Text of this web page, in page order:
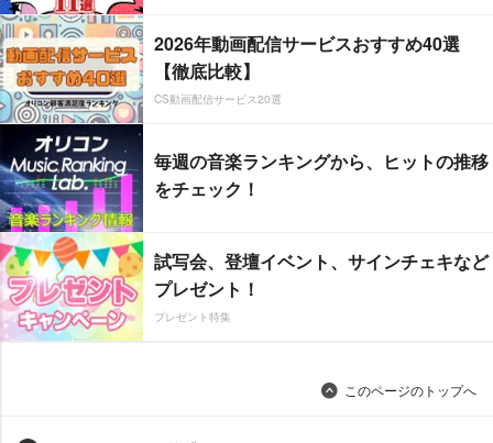
2026年動画配信サービスおすすめ40選
【徹底比較】
CS動画配信サービス20選
毎週の音楽ランキングから、ヒットの推移
をチェック！
試写会、登壇イベント、サインチェキなど
プレゼント！
プレゼント特集
このページのトップへ